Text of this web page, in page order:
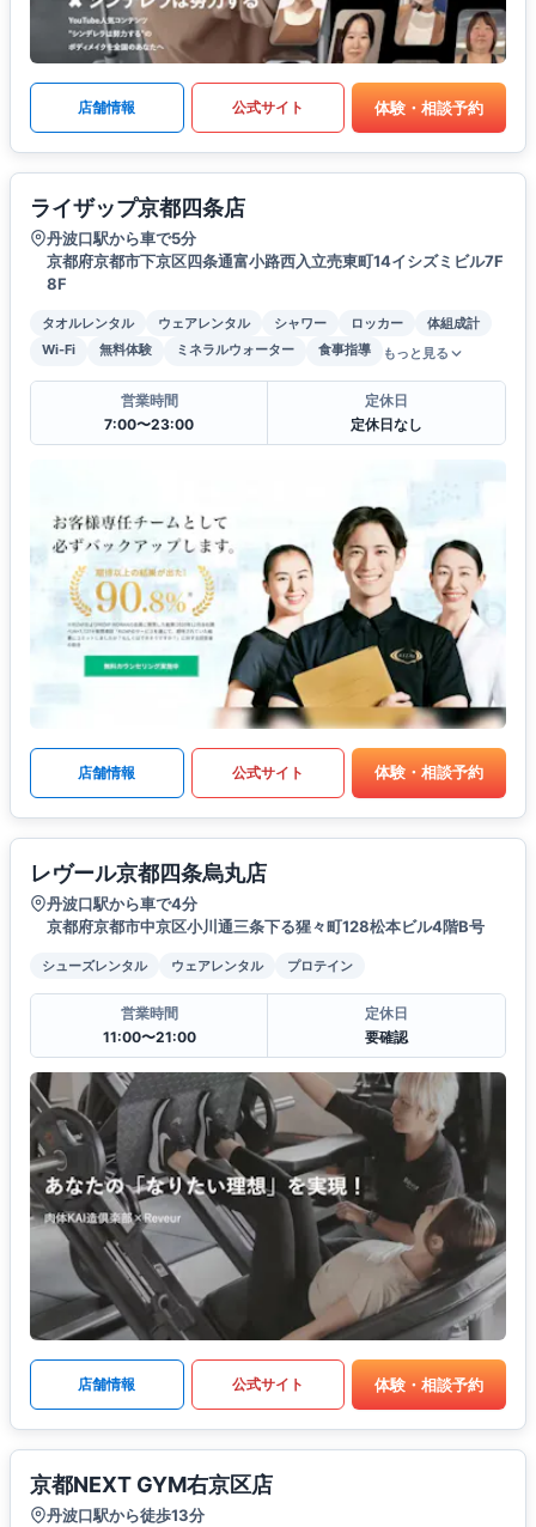
店舗情報 公式サイト 体験・相談予約
ライザップ京都四条店
丹波口駅から車で5分
京都府京都市下京区四条通富小路西入立売東町14イシズミビル7F
8F
タオルレンタル ウェアレンタル シャワー ロッカー
体組成計
Wi-Fi
無料体験 ミネラルウォーター 食事指導 もっと見る
営業時間
7:00〜23:00
定休日
定休日なし
店舗情報 公式サイト 体験・相談予約
レヴール京都四条烏丸店
丹波口駅から車で4分
京都府京都市中京区小川通三条下る猩々町128松本ビル4階B号
シューズレンタル ウェアレンタル プロテイン
営業時間
11:00〜21:00
定休日
要確認
店舗情報 公式サイト 体験・相談予約
京都NEXT GYM右京区店
丹波口駅から徒歩13分